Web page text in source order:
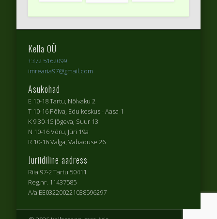
Kella OÜ
+372 5162099
imrearia97@gmail.com
Asukohad
E 10-18 Tartu, Nõlvaku 2
T 10-16 Põlva, Edu keskus - Aasa 1
K 9.30-15 Jõgeva, Suur 13
N 10-16 Võru, Jüri 19a
R 10-16 Valga, Vabaduse 26
Juriidiline aadress
Riia 97-2 Tartu 50411
Reg.nr. 11437585
A/a EE032200221038596297